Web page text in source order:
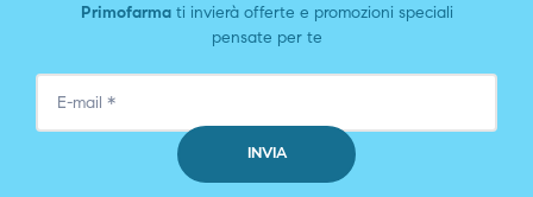
Primofarmati invierà offerte e promozioni speciali
pensate per te